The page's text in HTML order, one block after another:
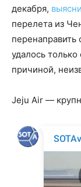
декабря,
перелета из
перенаправить
удалось
причиной,
Jeju Air —